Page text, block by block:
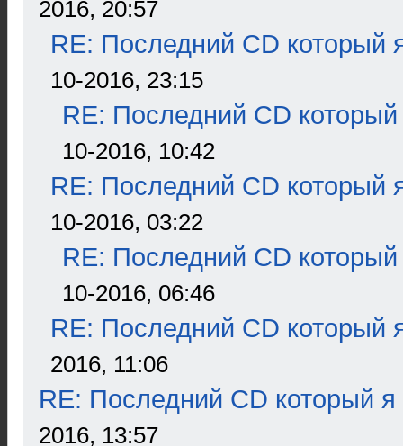
2016, 20:57
RE: Последний CD который
10-2016, 23:15
RE: Последний CD который
10-2016, 10:42
RE: Последний CD который
10-2016, 03:22
RE: Последний CD который
10-2016, 06:46
RE: Последний CD который
2016, 11:06
RE: Последний CD который я
2016, 13:57